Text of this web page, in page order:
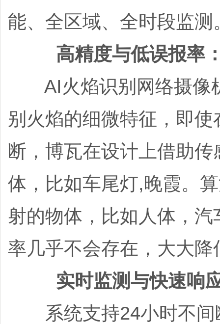
能、全区域、全时段监测
高精度与低误报率‌
AI火焰识别网络摄像
别火焰的细微特征，即
断，博瓦在设计上借助
体，比如车尾灯,晚霞。
射的物体，比如人体，
率几乎不会存在，大大降
实时监测与快速响
系统支持24小时不间